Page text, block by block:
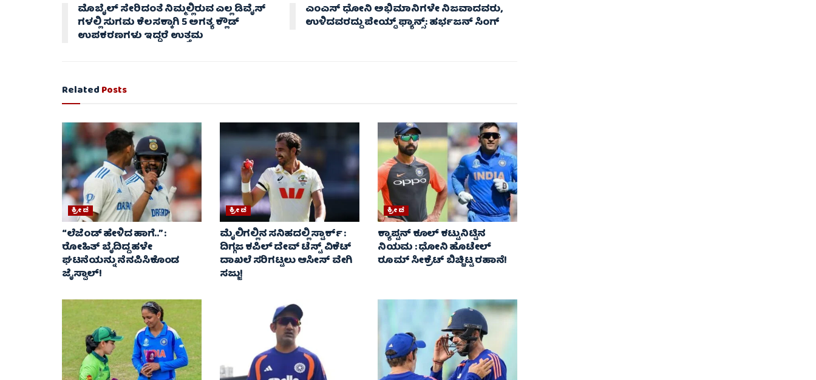
ಮೊಬೈಲ್​ ಸೇರಿದಂತೆ ನಿಮ್ಮಲ್ಲಿರುವ ಎಲ್ಲ ಡಿವೈಸ್​​
ಗಳಲ್ಲಿ ಸುಗಮ ಕೆಲಸಕ್ಕಾಗಿ 5 ಅಗತ್ಯ ಕ್ಲೌಡ್
ಉಪಕರಣಗಳು ಇದ್ದರೆ ಉತ್ತಮ
ಎಂಎಸ್ ಧೋನಿ ಅಭಿಮಾನಿಗಳೇ ನಿಜವಾದವರು,
ಉಳಿದವರದ್ದು ಪೇಯ್ಡ್ ಫ್ಯಾನ್ಸ್: ಹರ್ಭಜನ್ ಸಿಂಗ್
RelatedPosts
ಕ್ರೀಡೆ
“ಲೆಜೆಂಡ್ ಹೇಳಿದ ಹಾಗೆ..” :
ರೋಹಿತ್ ಬೈದಿದ್ದ ಹಳೇ
ಘಟನೆಯನ್ನು ನೆನಪಿಸಿಕೊಂಡ
ಜೈಸ್ವಾಲ್!
ಕ್ರೀಡೆ
ಮೈಲಿಗಲ್ಲಿನ ಸನಿಹದಲ್ಲಿ ಸ್ಟಾರ್ಕ್ :
ದಿಗ್ಗಜ ಕಪಿಲ್ ದೇವ್ ಟೆಸ್ಟ್ ವಿಕೆಟ್
ದಾಖಲೆ ಸರಿಗಟ್ಟಲು ಆಸೀಸ್ ವೇಗಿ
ಸಜ್ಜು!
ಕ್ರೀಡೆ
ಕ್ಯಾಪ್ಟನ್ ಕೂಲ್ ಕಟ್ಟುನಿಟ್ಟಿನ
ನಿಯಮ : ಧೋನಿ ಹೊಟೇಲ್
ರೂಮ್ ಸೀಕ್ರೆಟ್ ಬಿಚ್ಚಿಟ್ಟ ರಹಾನೆ!